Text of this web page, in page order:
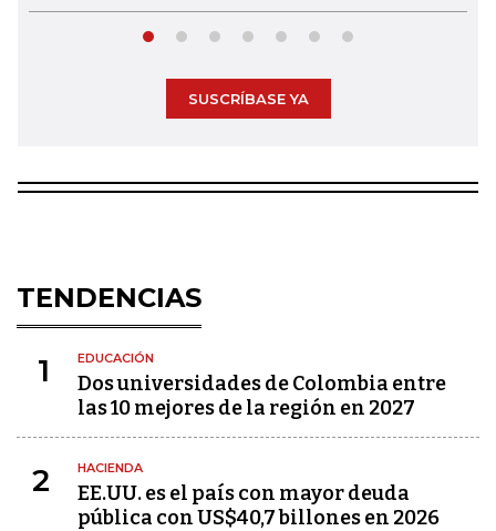
SUSCRÍBASE YA
TENDENCIAS
1 EDUCACIÓN
Dos universidades de Colombia entre
las 10 mejores de la región en 2027
2 HACIENDA
EE.UU. es el país con mayor deuda
pública con US$40,7 billones en 2026